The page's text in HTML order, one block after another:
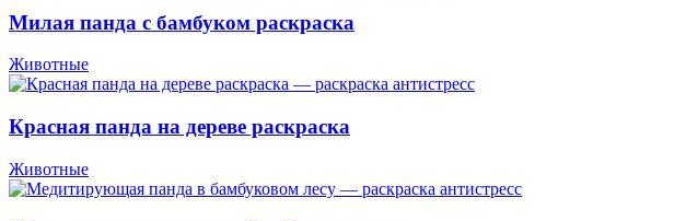
Милая панда с бамбуком раскраска
Животные
Красная панда на дереве раскраска
Животные